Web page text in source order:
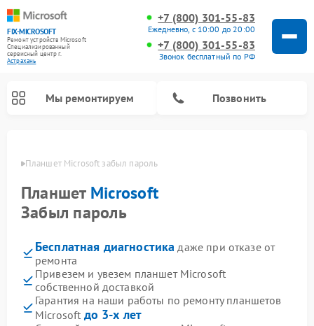
FIX-MICROSOFT
Ремонт устройств Microsoft
Специализированный
cервисный центр г.
Астрахань
+7 (800) 301-55-83
Ежедневно, с 10:00 до 20:00
+7 (800) 301-55-83
Звонок бесплатный по РФ
Мы ремонтируем Позвонить
Планшет Microsoft забыл пароль
Планшет Microsoft
Забыл пароль
Бесплатная диагностика даже при отказе от
ремонта
Привезем и увезем планшет Microsoft
собственной доставкой
Гарантия на наши работы по ремонту планшетов
Microsoft до 3-х лет